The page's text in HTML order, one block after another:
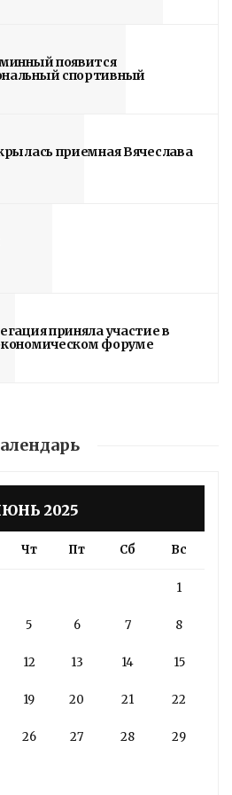
появится
спортивный
приемная Вячеслава
приняла участие в
форуме
2025
Чт Пт Сб Вс
1
5 6 7 8
12 13 14 15
19 20 21 22
26 27 28 29